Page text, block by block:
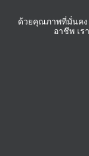
ด้วยคุณภาพที่มั่นคง
อาชีพ เ